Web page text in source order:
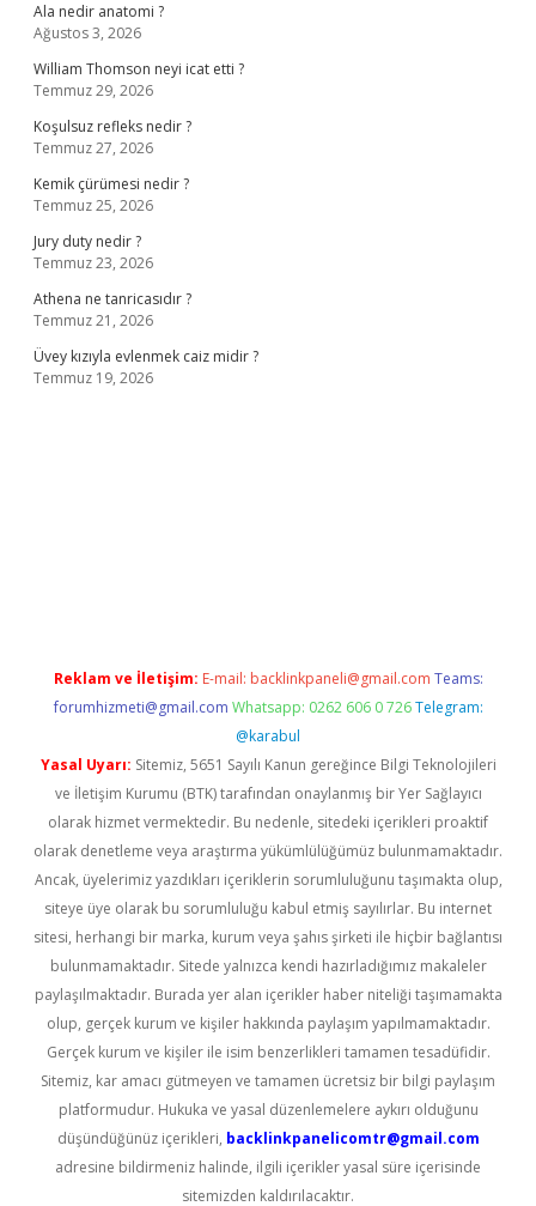
Ala nedir anatomi ?
Ağustos 3, 2026
William Thomson neyi icat etti ?
Temmuz 29, 2026
Koşulsuz refleks nedir ?
Temmuz 27, 2026
Kemik çürümesi nedir ?
Temmuz 25, 2026
Jury duty nedir ?
Temmuz 23, 2026
Athena ne tanricasıdır ?
Temmuz 21, 2026
Üvey kızıyla evlenmek caiz midir ?
Temmuz 19, 2026
Reklam ve İletişim: E-mail: backlinkpaneli@gmail.com Teams:
forumhizmeti@gmail.com Whatsapp: 0262 606 0 726 Telegram:
@karabul
Yasal Uyarı: Sitemiz, 5651 Sayılı Kanun gereğince Bilgi Teknolojileri
ve İletişim Kurumu (BTK) tarafından onaylanmış bir Yer Sağlayıcı
olarak hizmet vermektedir. Bu nedenle, sitedeki içerikleri proaktif
olarak denetleme veya araştırma yükümlülüğümüz bulunmamaktadır.
Ancak, üyelerimiz yazdıkları içeriklerin sorumluluğunu taşımakta olup,
siteye üye olarak bu sorumluluğu kabul etmiş sayılırlar. Bu internet
sitesi, herhangi bir marka, kurum veya şahıs şirketi ile hiçbir bağlantısı
bulunmamaktadır. Sitede yalnızca kendi hazırladığımız makaleler
paylaşılmaktadır. Burada yer alan içerikler haber niteliği taşımamakta
olup, gerçek kurum ve kişiler hakkında paylaşım yapılmamaktadır.
Gerçek kurum ve kişiler ile isim benzerlikleri tamamen tesadüfidir.
Sitemiz, kar amacı gütmeyen ve tamamen ücretsiz bir bilgi paylaşım
platformudur. Hukuka ve yasal düzenlemelere aykırı olduğunu
düşündüğünüz içerikleri, backlinkpanelicomtr@gmail.com
adresine bildirmeniz halinde, ilgili içerikler yasal süre içerisinde
sitemizden kaldırılacaktır.